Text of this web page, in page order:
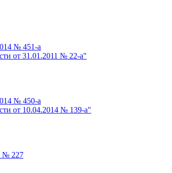
№ 451-а
от 31.01.2011 № 22-а"
№ 450-а
от 10.04.2014 № 139-а"
№ 227